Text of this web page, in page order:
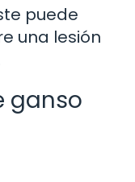
puede
una lesión
ganso